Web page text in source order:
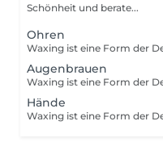
Schönheit und berate...
Ohren
Augenbrauen
Hände